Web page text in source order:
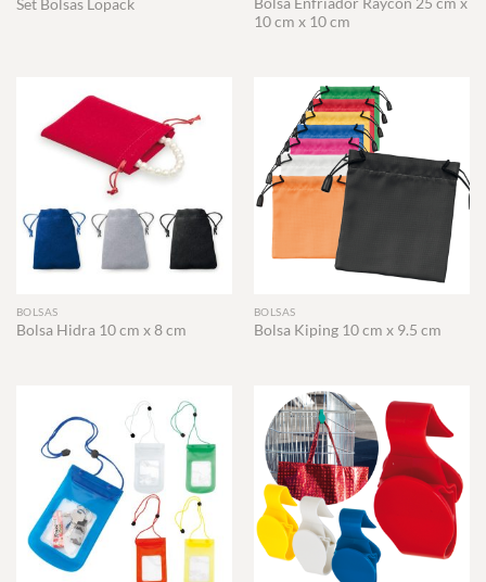
Set Bolsas Lopack
10 cm x 10 cm
BOLSAS
Bolsa Hidra 10 cm x 8 cm
BOLSAS
Bolsa Kiping 10 cm x 9.5 cm